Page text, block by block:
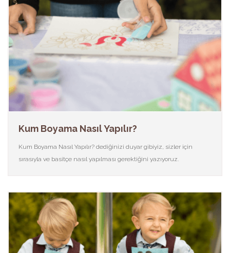
Kum Boyama Nasıl Yapılır?
Kum Boyama Nasıl Yapılır? dediğinizi duyar gibiyiz, sizler için
sırasıyla ve basitçe nasıl yapılması gerektiğini yazıyoruz.